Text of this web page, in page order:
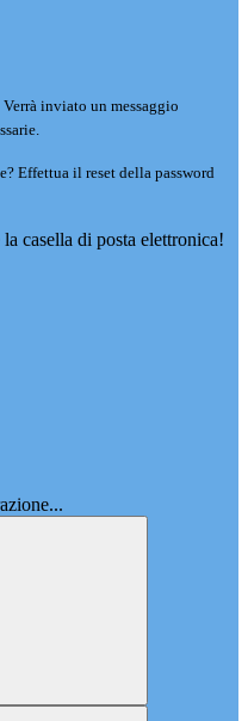
Verrà inviato un messaggio
Effettua il reset della password
casella di posta elettronica!